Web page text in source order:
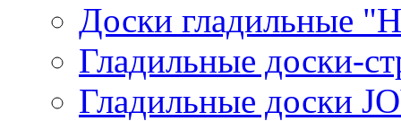
Доски гладильные
Гладильные доски-
Гладильные доски